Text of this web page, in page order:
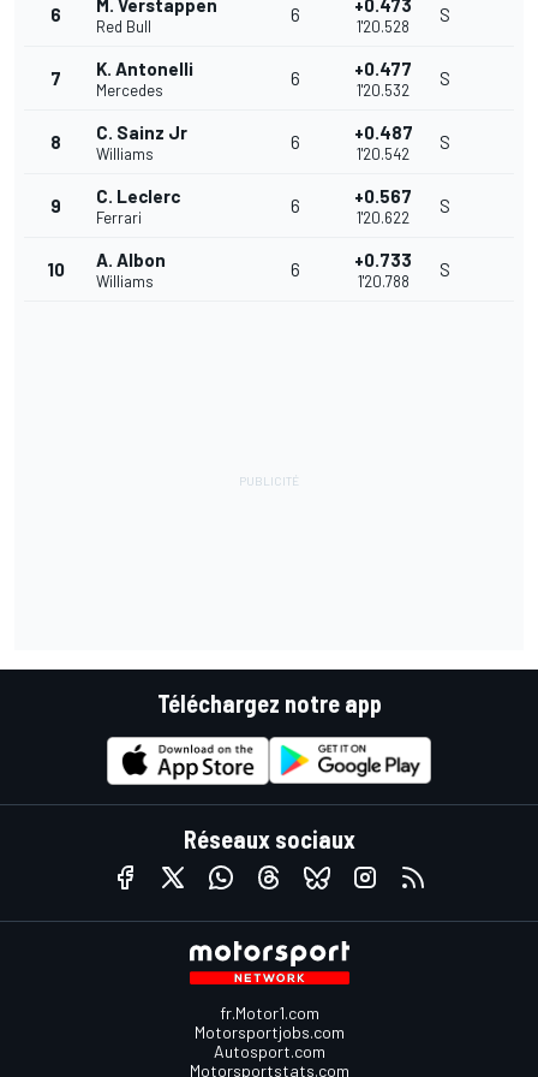
6 M. Verstappen
Red Bull
6 +0.473
1'20.528
S
7 K. Antonelli
Mercedes
6 +0.477
1'20.532
S
8 C. Sainz Jr
Williams
6 +0.487
1'20.542
S
9 C. Leclerc
Ferrari
6 +0.567
1'20.622
S
10 A. Albon
Williams
6 +0.733
1'20.788
S
Téléchargez notre app
Réseaux sociaux
fr.Motor1.com
Motorsportjobs.com
Autosport.com
Motorsportstats.com